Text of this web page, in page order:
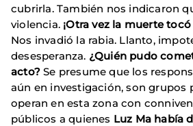
cubrirla. También nos indicaron
violencia. ¡Otra vez la muerte
Nos invadió la rabia. Llanto,
desesperanza. ¿Quién pudo
acto?Se presume que los
aún en investigación, son grupos
operan en esta zona con
públicos a quienes Luz Ma había